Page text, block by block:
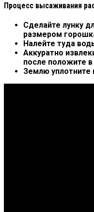
Процесс высаживания
Сделайте лунку
размером
Налейте туда
Аккуратно
после положите
Землю уплотните